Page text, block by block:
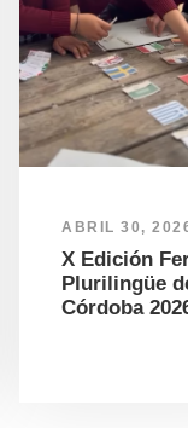
ABRIL 30,
X Edición
Plurilingüe
Córdoba